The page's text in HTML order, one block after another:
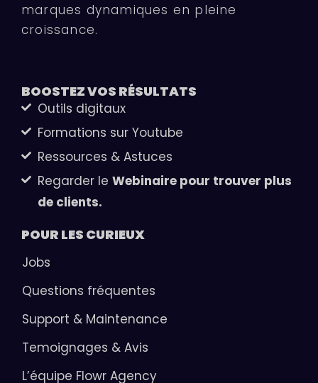
marques dynamiques en pleine
croissance.
POUR LES CURIEUX
Jobs
Questions fréquentes
Support & Maintenance
Temoignages & Avis
L’équipe Flowr Agency
BOOSTEZ VOS RÉSULTATS
Outils digitaux
Formations sur Youtube
Ressources & Astuces
Regarder le Webinaire pour trouver plus
de clients.